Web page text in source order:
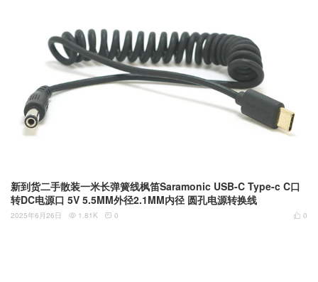
新到货二手散装一米长弹簧线枫笛Saramonic USB-C Type-c C口
转DC电源口 5V 5.5MM外径2.1MM内径 圆孔电源转换线
 0
2025年6月26日  1.81K  0